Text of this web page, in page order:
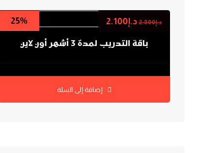
25%
باقة التدريب لمدة 3 أشهر أون لاين
د.إ2.800 د.إ2.100
إضافة إلى السلة